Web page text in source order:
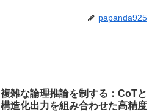
papanda925
複雑な論理推論を制する：CoTと
構造化出力を組み合わせた高精度